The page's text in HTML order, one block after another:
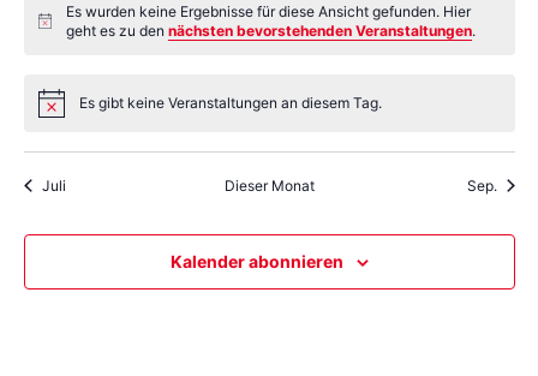
Hinweis
Es wurden keine Ergebnisse für diese Ansicht gefunden. Hier
geht es zu dennächsten bevorstehenden Veranstaltungen.
HinweisEs gibt keine Veranstaltungen an diesem Tag.
Juli Dieser Monat Sep.
Kalender abonnieren